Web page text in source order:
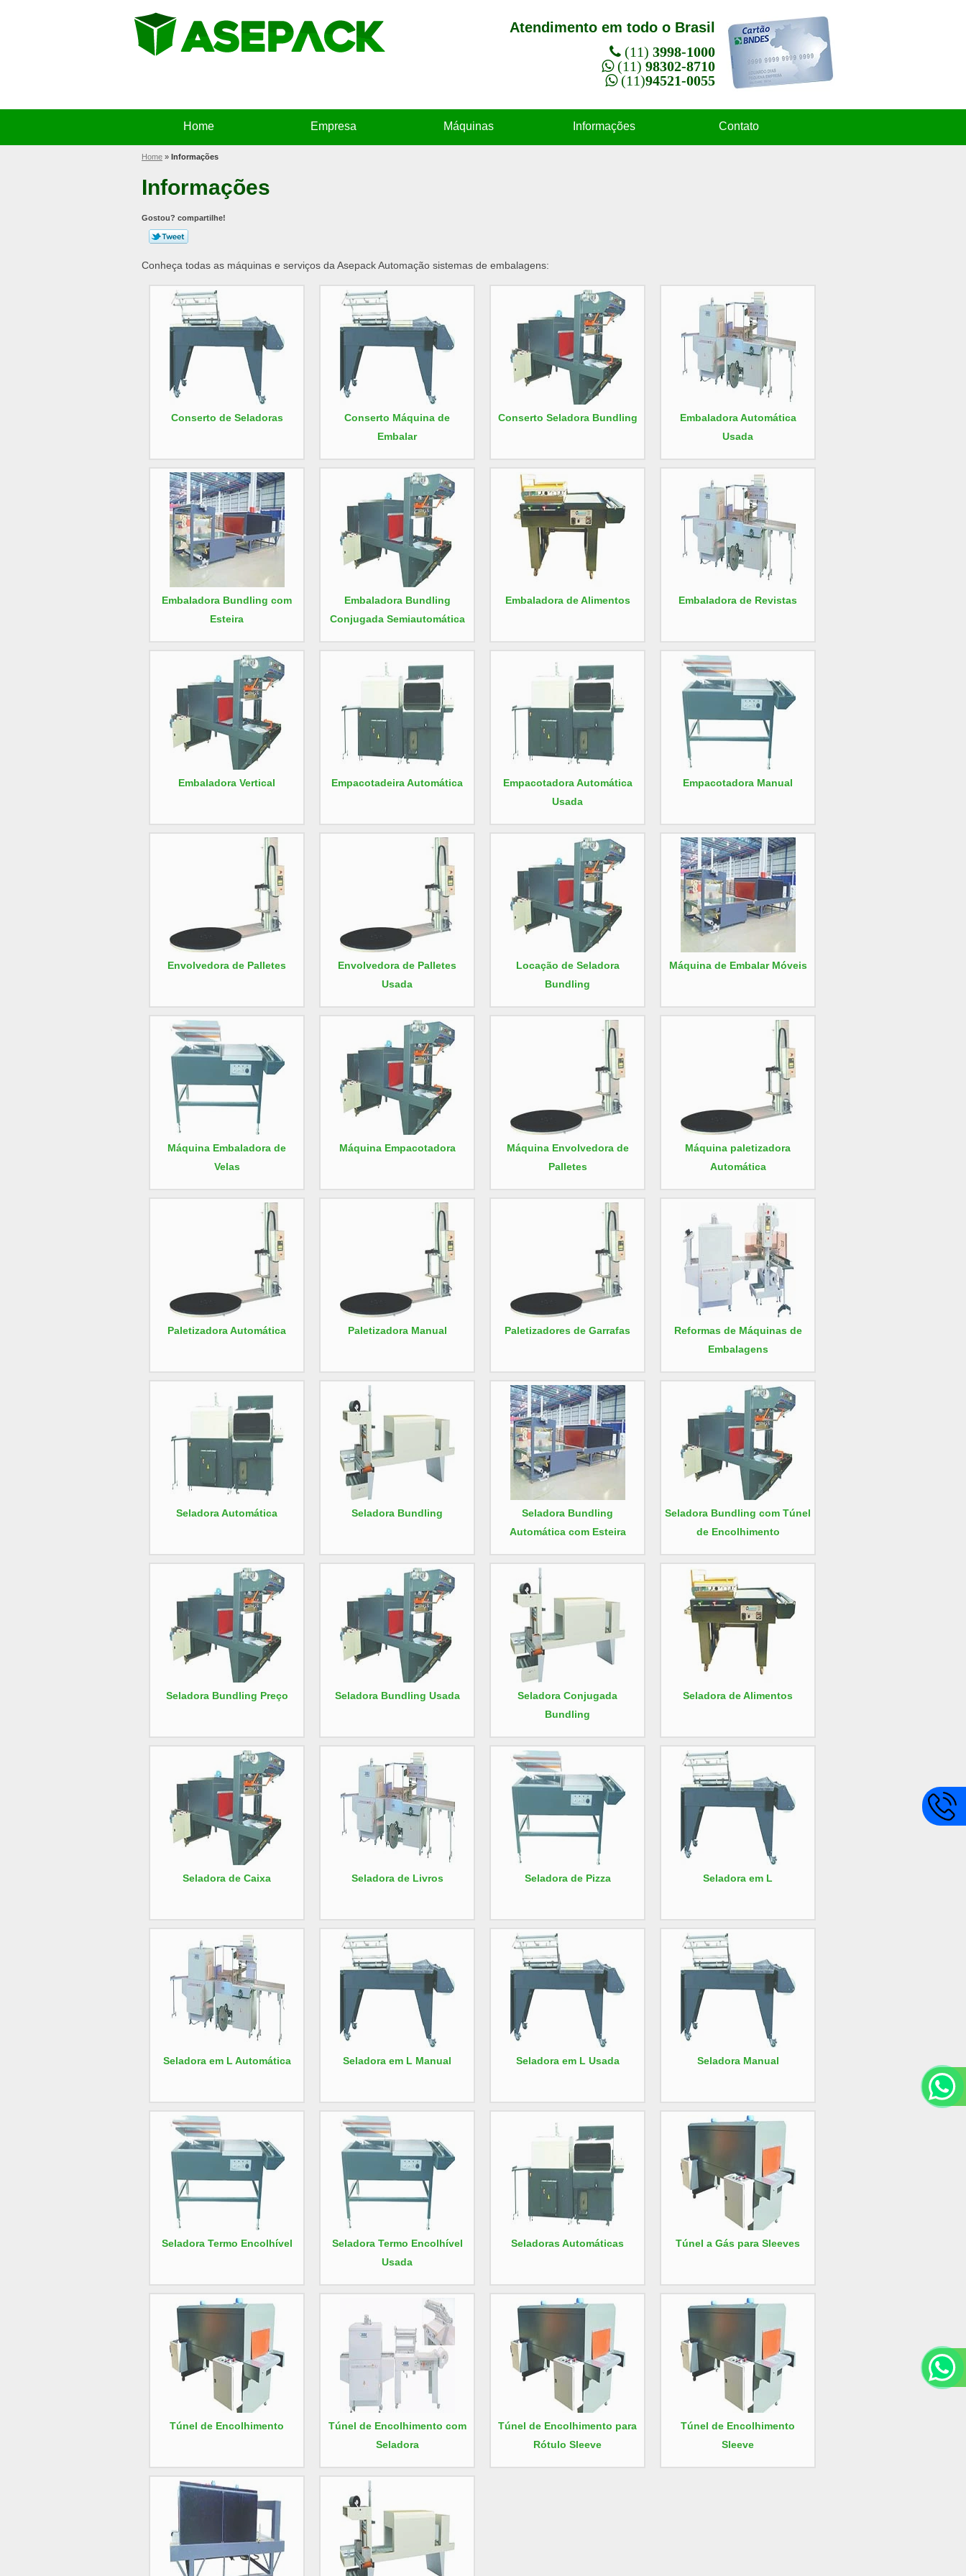
Atendimento em todo o Brasil
(11) 3998-1000
(11) 98302-8710
(11)94521-0055
Home Empresa Máquinas Informações Contato
Home » Informações
Informações
Gostou? compartilhe!
Conheça todas as máquinas e serviços da Asepack Automação sistemas de embalagens:
Conserto de Seladoras
Conserto Máquina de
Embalar
Conserto Seladora Bundling
Embaladora Automática
Usada
Embaladora Bundling com
Esteira
Embaladora Bundling
Conjugada Semiautomática
Embaladora de Alimentos Embaladora de Revistas
Embaladora Vertical Empacotadeira Automática
Empacotadora Automática
Usada
Empacotadora Manual
Envolvedora de Palletes
Envolvedora de Palletes
Usada
Locação de Seladora
Bundling
Máquina de Embalar Móveis
Máquina Embaladora de
Velas
Máquina Empacotadora
Máquina Envolvedora de
Palletes
Máquina paletizadora
Automática
Paletizadora Automática Paletizadora Manual Paletizadores de Garrafas
Reformas de Máquinas de
Embalagens
Seladora Automática Seladora Bundling
Seladora Bundling
Automática com Esteira
Seladora Bundling com Túnel
de Encolhimento
Seladora Bundling Preço Seladora Bundling Usada
Seladora Conjugada
Bundling
Seladora de Alimentos
Seladora de Caixa Seladora de Livros Seladora de Pizza Seladora em L
Seladora em L Automática Seladora em L Manual Seladora em L Usada Seladora Manual
Seladora Termo Encolhível
Seladora Termo Encolhível
Usada
Seladoras Automáticas Túnel a Gás para Sleeves
Túnel de Encolhimento
Túnel de Encolhimento com
Seladora
Túnel de Encolhimento para
Rótulo Sleeve
Túnel de Encolhimento
Sleeve